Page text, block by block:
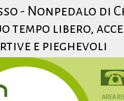
- Nonpedalo
tempo libero,
e pieghevoli
AREA